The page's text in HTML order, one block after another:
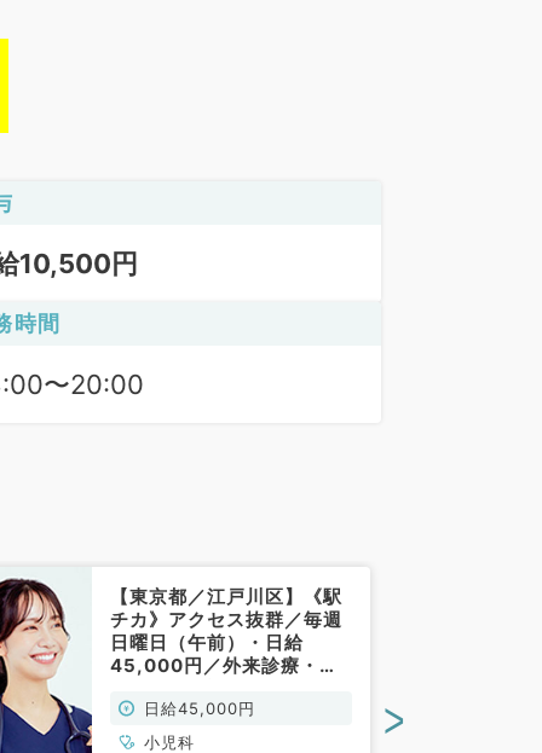
10,500円
時間
〜20:00
【東京都／江戸川区】《駅
チカ》アクセス抜群／毎週
日曜日（午前）・日給
45,000円／外来診療・ワ
／非常勤）
日給45,000円
小児科
>